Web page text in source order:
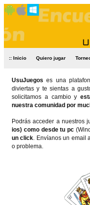
:: Inicio Quiero jugar
UsuJuegos es una
diviertas y te sientas a
solicitamos a cambio y
nuestra comunidad por
Podrás acceder a nuestros
ios) como desde tu pc
un click. Envíanos un email
o problema.